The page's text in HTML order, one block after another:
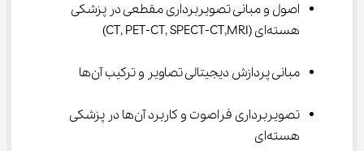
اصول و مبانی تصویربرداری مقطعی در پزشکی
هسته‌ای (CT, PET-CT, SPECT-CT,MRI)
مبانی پردازش دیجیتالی تصاویر و ترکیب آن‌ها
تصویربرداری فراصوت و کاربرد آن‌ها در پزشکی
هسته‌ای